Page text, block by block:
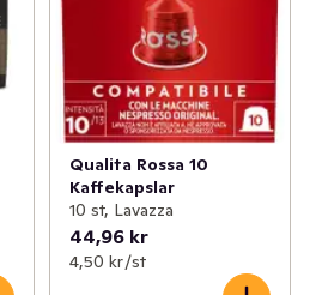
Qualita Rossa 10
Kaffekapslar
10 st, Lavazza
44,96 kr
4,50 kr /st